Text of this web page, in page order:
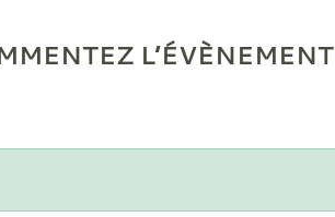
L’ÉVÈNEMENT